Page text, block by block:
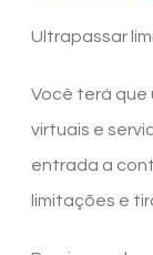
Ultrapassar
Você terá que
virtuais e
entrada a
limitações e